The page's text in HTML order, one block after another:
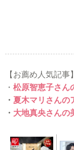
【お薦め人気記事】
・ 松原智恵子さん
・ 夏木マリさんの
・ 大地真央さんの